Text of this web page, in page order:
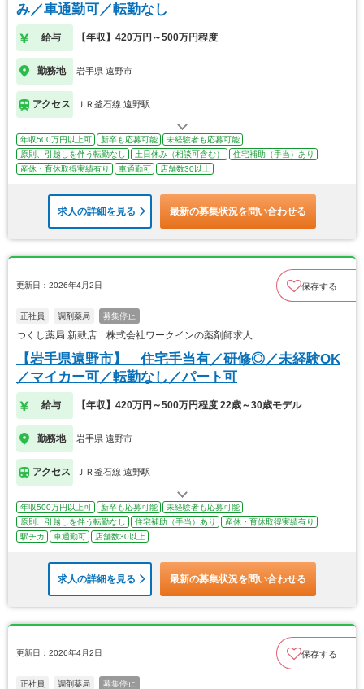
み／車通勤可／転勤なし
給与 【年収】420万円～500万円程度
勤務地 岩手県 遠野市
アクセス ＪＲ釜石線 遠野駅
年収500万円以上可 新卒も応募可能
未経験者も応募可能
原則、引越しを伴う転勤なし
土日休み（相談可含む）
住宅補助（手当）あり
産休・育休取得実績有り
車通勤可 店舗数30以上
求人の詳細を見る 最新の募集状況を問い合わせる
更新日：2026年4月2日 保存する
正社員 調剤薬局 募集停止
つくし薬局 新穀店 株式会社ワークインの薬剤師求人
【岩手県遠野市】 住宅手当有／研修◎／未経験OK
／マイカー可／転勤なし／パート可
給与 【年収】420万円～500万円程度 22歳～30歳モデル
勤務地 岩手県 遠野市
アクセス ＪＲ釜石線 遠野駅
年収500万円以上可 新卒も応募可能
未経験者も応募可能
原則、引越しを伴う転勤なし
住宅補助（手当）あり
産休・育休取得実績有り
駅チカ
車通勤可 店舗数30以上
求人の詳細を見る 最新の募集状況を問い合わせる
更新日：2026年4月2日 保存する
正社員 調剤薬局 募集停止